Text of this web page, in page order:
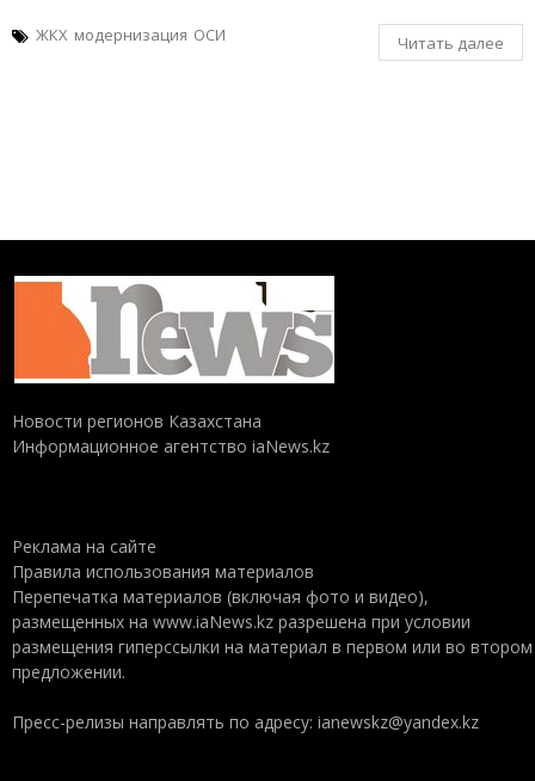
ЖКХ модернизация ОСИ Читать далее
Новости регионов Казахстана
Информационное агентство iaNews.kz
Реклама на сайте
Правила использования материалов
Перепечатка материалов (включая фото и видео),
размещенных на www.iaNews.kz разрешена при условии
размещения гиперссылки на материал в первом или во втором
предложении.
Пресс-релизы направлять по адресу: ianewskz@yandex.kz